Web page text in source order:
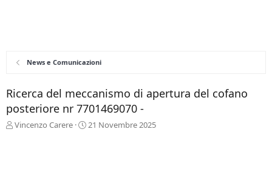
News e Comunicazioni
Ricerca del meccanismo di apertura del cofano
posteriore nr 7701469070 -
C
Vincenzo Carere
D
21 Novembre 2025